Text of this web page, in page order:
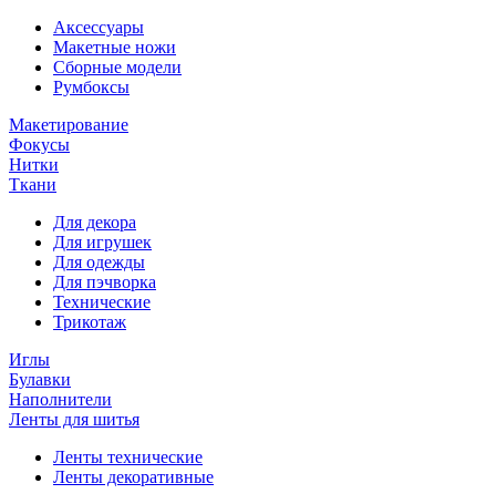
Аксессуары
Макетные ножи
Сборные модели
Румбоксы
Макетирование
Фокусы
Нитки
Ткани
Для декора
Для игрушек
Для одежды
Для пэчворка
Технические
Трикотаж
Иглы
Булавки
Наполнители
Ленты для шитья
Ленты технические
Ленты декоративные